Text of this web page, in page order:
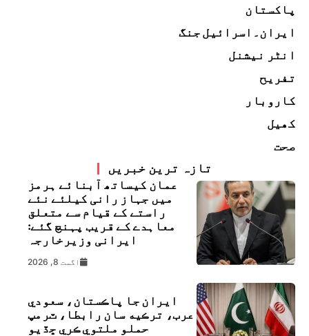
پاکستان
ایران۔اسرائیل جنگ
انٹر نیشنل
تفریح
کاروبار
کھیل
صحت
تازہ ترین خبریں
عمان کیساتھ آبنائے ہرمز
میں جہاز رانی کیلئے نئے
راستے کے قیام سے متعلق
معاہدے کے قریب پہنچ گئے:
ایرانی وزیرخارجہ
اگست 8, 2026
ايران جا پاڪستان، سعودي
عرب، ترڪيه سان رابطا، ٽرمپ
حملو ملتوي ڪري ڇڏيو